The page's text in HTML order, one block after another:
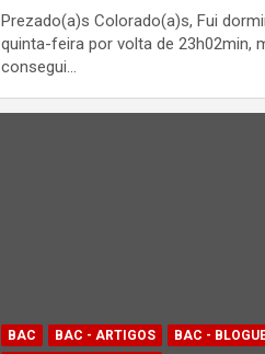
Prezado(a)s Colorado(a)s, Fui
quinta-feira por volta de 23h02min,
consegui…
BAC BAC - ARTIGOS
BAC -